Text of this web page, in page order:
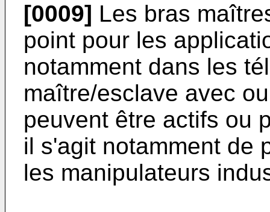
[0009] Les bras
point pour les
notamment dans les
maître/esclave avec
peuvent être actifs ou
il s'agit notamment de
les manipulateurs